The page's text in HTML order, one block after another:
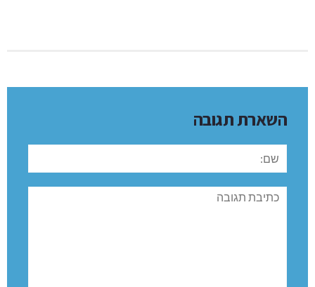
השארת תגובה
שם:
תגובה